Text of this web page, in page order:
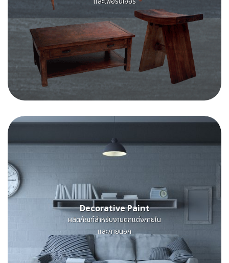
Decorative Paint
ผลิตภัณท์สําหรับงานตกแต่งภายใน
และภายนอก